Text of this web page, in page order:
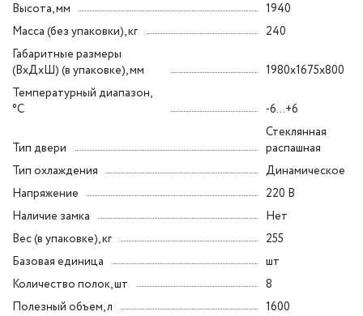
Высота, мм
1940
Масса (без упаковки), кг
240
Габаритные размеры
(ВxДxШ) (в упаковке), мм
1980x1675x800
Температурный диапазон,
°C
-6...+6
Тип двери
Стеклянная
распашная
Тип охлаждения
Динамическое
Напряжение
220 В
Наличие замка
Нет
Вес (в упаковке), кг
255
Базовая единица
шт
Количество полок, шт
8
Полезный объем, л
1600